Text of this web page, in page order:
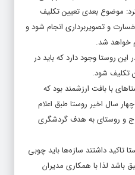
کرد: موضوع بعدی تعیین تکلیف
و تصویربرداری انجام شود و
خواهد شد.
روستا وجود دارد که باید در
تکلیف شود.
با بافت ارزشمند بود که
سال اخیر روستا طبق اعلام
و روستای به هدف گردشگری
سال ۹۲ اهالی روستا تاکید داشتند سازه‌ها باید چوبی
باشد لذا با همکاری مدیران